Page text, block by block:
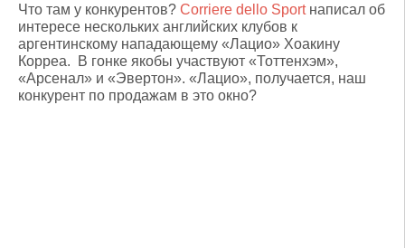
Что там у конкурентов? Corriere dello Sportнаписал об
интересе нескольких английских клубов к
аргентинскому нападающему «Лацио» Хоакину
Корреа. В гонке якобы участвуют «Тоттенхэм»,
«Арсенал» и «Эвертон». «Лацио», получается, наш
конкурент по продажам в это окно?